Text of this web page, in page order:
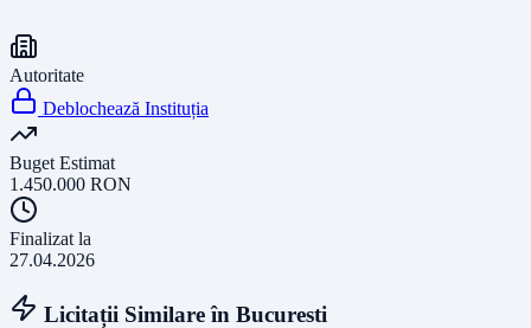
Autoritate
Deblochează Instituția
Buget Estimat
1.450.000 RON
Finalizat la
27.04.2026
Licitații Similare în Bucuresti